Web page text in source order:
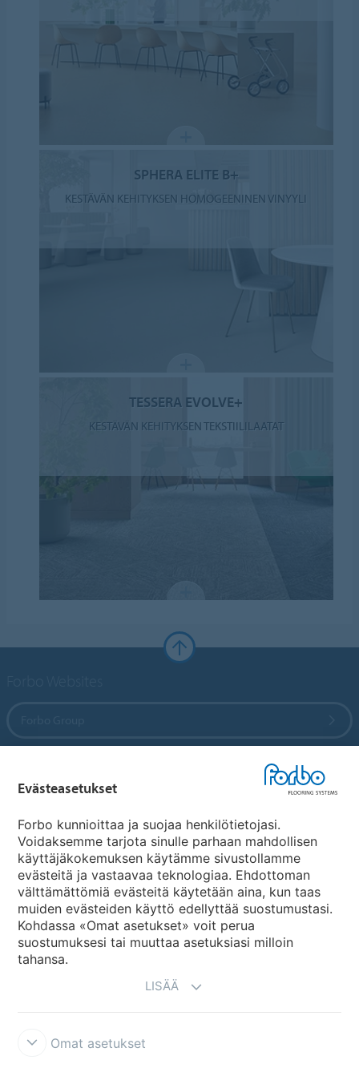
SPHERA ELITE B+
KESTÄVÄN KEHITYKSEN HOMOGEENINEN VINYYLI
TESSERA EVOLVE+
KESTÄVÄN KEHITYKSEN TEKSTIILILAATAT
Maakohtaiset sivut
Valitse maa
Evästeasetukset
Forbo kunnioittaa ja suojaa henkilötietojasi.
Voidaksemme tarjota sinulle parhaan mahdollisen
käyttäjäkokemuksen käytämme sivustollamme
evästeitä ja vastaavaa teknologiaa. Ehdottoman
välttämättömiä evästeitä käytetään aina, kun taas
muiden evästeiden käyttö edellyttää suostumustasi.
Kohdassa «Omat asetukset» voit perua
suostumuksesi tai muuttaa asetuksiasi milloin
tahansa.
LISÄÄ
Omat asetukset